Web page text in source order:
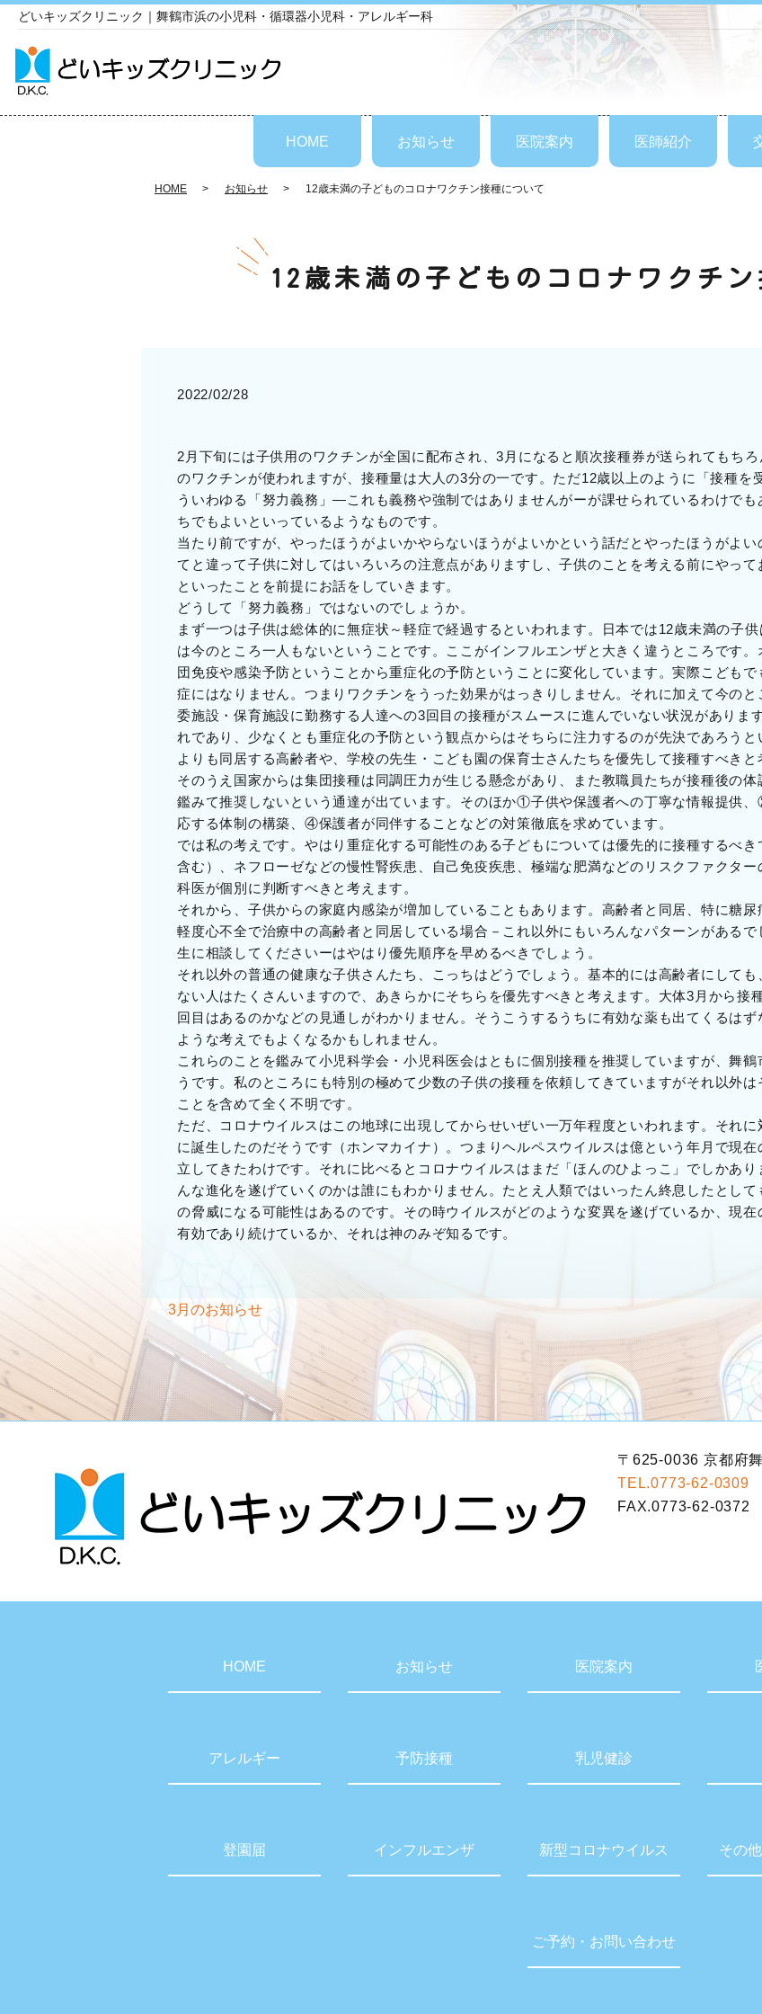
どいキッズクリニック｜舞鶴市浜の小児科・循環器小児科・アレルギー科
HOME お知らせ 医院案内 医師紹介
HOME お知らせ 12歳未満の子どものコロナワクチン接種について
12歳未満の子どものコロナワクチ
2022/02/28
2月下旬には子供用のワクチンが全国に配布され、3月になると順次接種券が送られてもち
のワクチンが使われますが、接種量は大人の3分の一です。ただ12歳以上のように「接種を
ういわゆる「努力義務」―これも義務や強制ではありませんがーが課せられているわけで
ちでもよいといっているようなものです。
当たり前ですが、やったほうがよいかやらないほうがよいかという話だとやったほうがよ
てと違って子供に対してはいろいろの注意点がありますし、子供のことを考える前にやって
といったことを前提にお話をしていきます。
どうして「努力義務」ではないのでしょうか。
まず一つは子供は総体的に無症状～軽症で経過するといわれます。日本では12歳未満の子
は今のところ一人もないということです。ここがインフルエンザと大きく違うところです
団免疫や感染予防ということから重症化の予防ということに変化しています。実際こども
症にはなりません。つまりワクチンをうった効果がはっきりしません。それに加えて今の
委施設・保育施設に勤務する人達への3回目の接種がスムースに進んでいない状況がありま
れであり、少なくとも重症化の予防という観点からはそちらに注力するのが先決であろう
よりも同居する高齢者や、学校の先生・こども園の保育士さんたちを優先して接種すべきと
そのうえ国家からは集団接種は同調圧力が生じる懸念があり、また教職員たちが接種後の
鑑みて推奨しないという通達が出ています。そのほか①子供や保護者への丁寧な情報提供
応する体制の構築、④保護者が同伴することなどの対策徹底を求めています。
では私の考えです。やはり重症化する可能性のある子どもについては優先的に接種するべ
含む）、ネフローゼなどの慢性腎疾患、自己免疫疾患、極端な肥満などのリスクファクタ
科医が個別に判断すべきと考えます。
それから、子供からの家庭内感染が増加していることもあります。高齢者と同居、特に糖尿
軽度心不全で治療中の高齢者と同居している場合－これ以外にもいろんなパターンがある
生に相談してくださいーはやはり優先順序を早めるべきでしょう。
それ以外の普通の健康な子供さんたち、こっちはどうでしょう。基本的には高齢者にして
ない人はたくさんいますので、あきらかにそちらを優先すべきと考えます。大体3月から接
回目はあるのかなどの見通しがわかりません。そうこうするうちに有効な薬も出てくるは
ような考えでもよくなるかもしれません。
これらのことを鑑みて小児科学会・小児科医会はともに個別接種を推奨していますが、舞
うです。私のところにも特別の極めて少数の子供の接種を依頼してきていますがそれ以外
ことを含めて全く不明です。
ただ、コロナウイルスはこの地球に出現してからせいぜい一万年程度といわれます。それ
に誕生したのだそうです（ホンマカイナ）。つまりヘルペスウイルスは億という年月で現
立してきたわけです。それに比べるとコロナウイルスはまだ「ほんのひよっこ」でしかあ
んな進化を遂げていくのかは誰にもわかりません。たとえ人類ではいったん終息したとし
の脅威になる可能性はあるのです。その時ウイルスがどのような変異を遂げているか、現
有効であり続けているか、それは神のみぞ知るです。
3月のお知らせ
〒625-0036 京都府
TEL.0773-62-0309
FAX.0773-62-0372
HOME お知らせ 医院案内
アレルギー 予防接種 乳児健診
登園届 インフルエンザ 新型コロナウイルス その
ご予約・お問い合わせ